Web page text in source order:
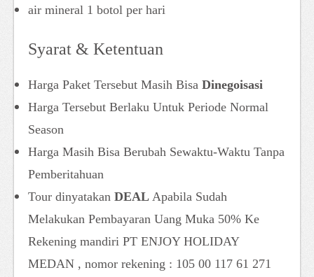
air mineral 1 botol per hari
Syarat & Ketentuan
Harga Paket Tersebut Masih Bisa Dinegoisasi
Harga Tersebut Berlaku Untuk Periode Normal
Season
Harga Masih Bisa Berubah Sewaktu-Waktu Tanpa
Pemberitahuan
Tour dinyatakan DEAL Apabila Sudah
Melakukan Pembayaran Uang Muka 50% Ke
Rekening mandiri PT ENJOY HOLIDAY
MEDAN , nomor rekening : 105 00 117 61 271